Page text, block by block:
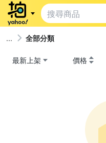
全部分類
最新上架 價格